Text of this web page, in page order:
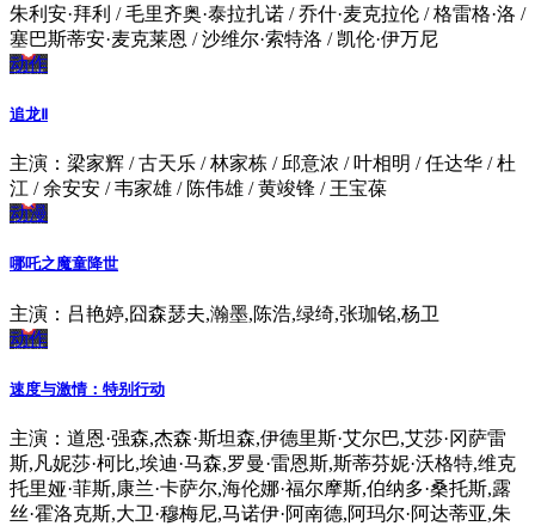
朱利安·拜利 / 毛里齐奥·泰拉扎诺 / 乔什·麦克拉伦 / 格雷格·洛 /
塞巴斯蒂安·麦克莱恩 / 沙维尔·索特洛 / 凯伦·伊万尼
动作
追龙Ⅱ
主演：梁家辉 / 古天乐 / 林家栋 / 邱意浓 / 叶相明 / 任达华 / 杜
江 / 余安安 / 韦家雄 / 陈伟雄 / 黄竣锋 / 王宝葆
动漫
哪吒之魔童降世
主演：吕艳婷,囧森瑟夫,瀚墨,陈浩,绿绮,张珈铭,杨卫
动作
速度与激情：特别行动
主演：道恩·强森,杰森·斯坦森,伊德里斯·艾尔巴,艾莎·冈萨雷
斯,凡妮莎·柯比,埃迪·马森,罗曼·雷恩斯,斯蒂芬妮·沃格特,维克
托里娅·菲斯,康兰·卡萨尔,海伦娜·福尔摩斯,伯纳多·桑托斯,露
丝·霍洛克斯,大卫·穆梅尼,马诺伊·阿南德,阿玛尔·阿达蒂亚,朱